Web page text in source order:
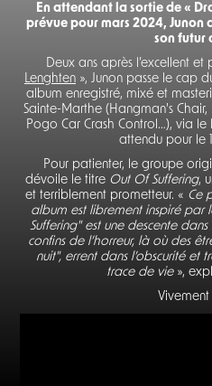
En attendant la sortie de «
prévue pour mars 2024,
son futur
Deux ans après l’excellent et
Lenghten », Junon passe le cap
album enregistré, mixé et
Sainte-Marthe (Hangman's
Pogo Car Crash Control…), via
attendu pour le
Pour patienter, le groupe
dévoile le titre Out Of Suffering,
et terriblement prometteur. « Ce
album est librement inspiré
Suffering" est une descente
confins de l’horreur, là où des
nuit", errent dans l’obscurité et
trace de vie»,
Vivement